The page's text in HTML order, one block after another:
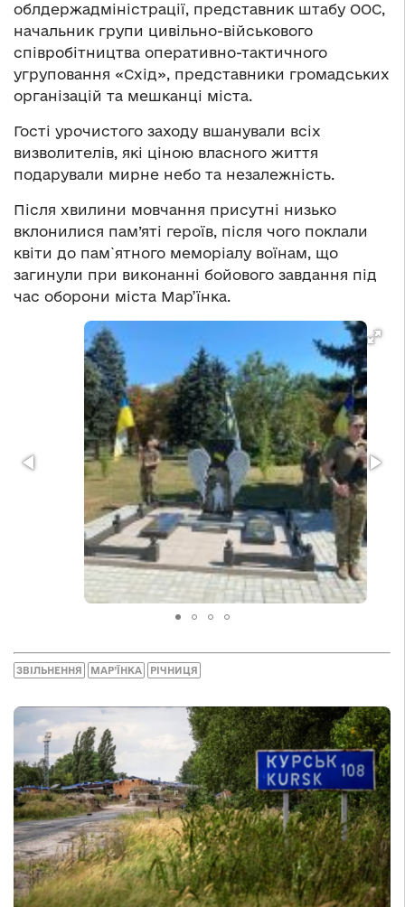
облдержадміністрації, представник штабу ООС,
начальник групи цивільно-військового
співробітництва оперативно-тактичного
угруповання «Схід», представники громадських
організацій та мешканці міста.
Гості урочистого заходу вшанували всіх
визволителів, які ціною власного життя
подарували мирне небо та незалежність.
Після хвилини мовчання присутні низько
вклонилися пам’яті героїв, після чого поклали
квіти до пам`ятного меморiалу воїнам, що
загинули при виконанні бойового завдання під
час оборони міста Мар’їнка.
ЗВІЛЬНЕННЯ МАР’ЇНКА РІЧНИЦЯ